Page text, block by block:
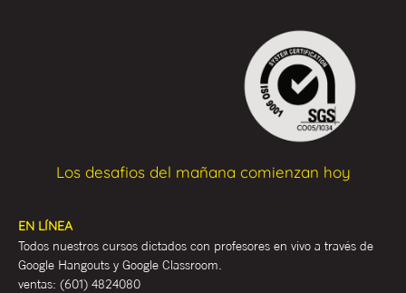
Los desafios del mañana comienzan hoy
EN LÍNEA
Todos nuestros cursos dictados con profesores en vivo a través de
Google Hangouts y Google Classroom.
ventas: (601) 4824080